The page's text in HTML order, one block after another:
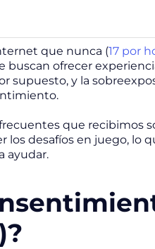
que nunca (17 por
buscan ofrecer
y la
que recibimos
desafíos en juego, lo
ayudar.